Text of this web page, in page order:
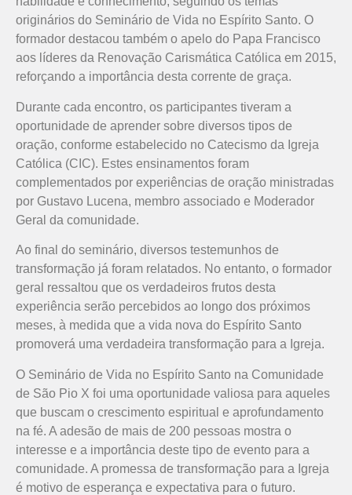
originários do Seminário de Vida no Espírito Santo. O
formador destacou também o apelo do Papa Francisco
aos líderes da Renovação Carismática Católica em 2015,
reforçando a importância desta corrente de graça.
Durante cada encontro, os participantes tiveram a
oportunidade de aprender sobre diversos tipos de
oração, conforme estabelecido no Catecismo da Igreja
Católica (CIC). Estes ensinamentos foram
complementados por experiências de oração ministradas
por Gustavo Lucena, membro associado e Moderador
Geral da comunidade.
Ao final do seminário, diversos testemunhos de
transformação já foram relatados. No entanto, o formador
geral ressaltou que os verdadeiros frutos desta
experiência serão percebidos ao longo dos próximos
meses, à medida que a vida nova do Espírito Santo
promoverá uma verdadeira transformação para a Igreja.
O Seminário de Vida no Espírito Santo na Comunidade
de São Pio X foi uma oportunidade valiosa para aqueles
que buscam o crescimento espiritual e aprofundamento
na fé. A adesão de mais de 200 pessoas mostra o
interesse e a importância deste tipo de evento para a
comunidade. A promessa de transformação para a Igreja
é motivo de esperança e expectativa para o futuro.